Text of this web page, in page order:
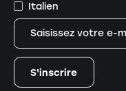
Italien